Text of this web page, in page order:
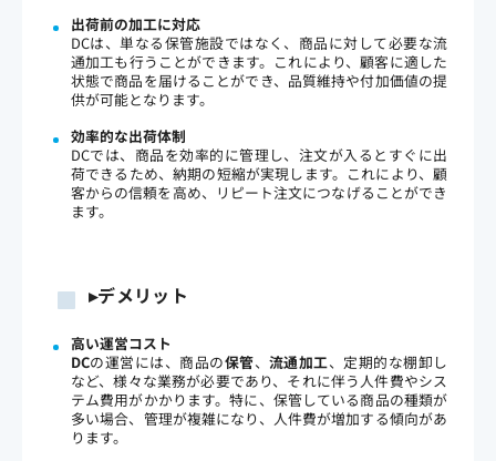
出荷前の加工に対応
DCは、単なる保管施設ではなく、商品に対して必要な流
通加工も行うことができます。これにより、顧客に適した
状態で商品を届けることができ、品質維持や付加価値の提
供が可能となります。
効率的な出荷体制
DCでは、商品を効率的に管理し、注文が入るとすぐに出
荷できるため、納期の短縮が実現します。これにより、顧
客からの信頼を高め、リピート注文につなげることができ
ます。
▸デメリット
高い運営コスト
DCの運営には、商品の保管、 流通加工、定期的な棚卸し
など、様々な業務が必要であり、それに伴う人件費やシス
テム費用がかかります。特に、保管している商品の種類が
多い場合、管理が複雑になり、人件費が増加する傾向があ
ります。